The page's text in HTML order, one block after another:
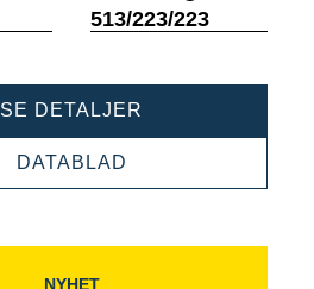
Verktygstips
513/223/223
SE DETALJER
DATABLAD
NYHET